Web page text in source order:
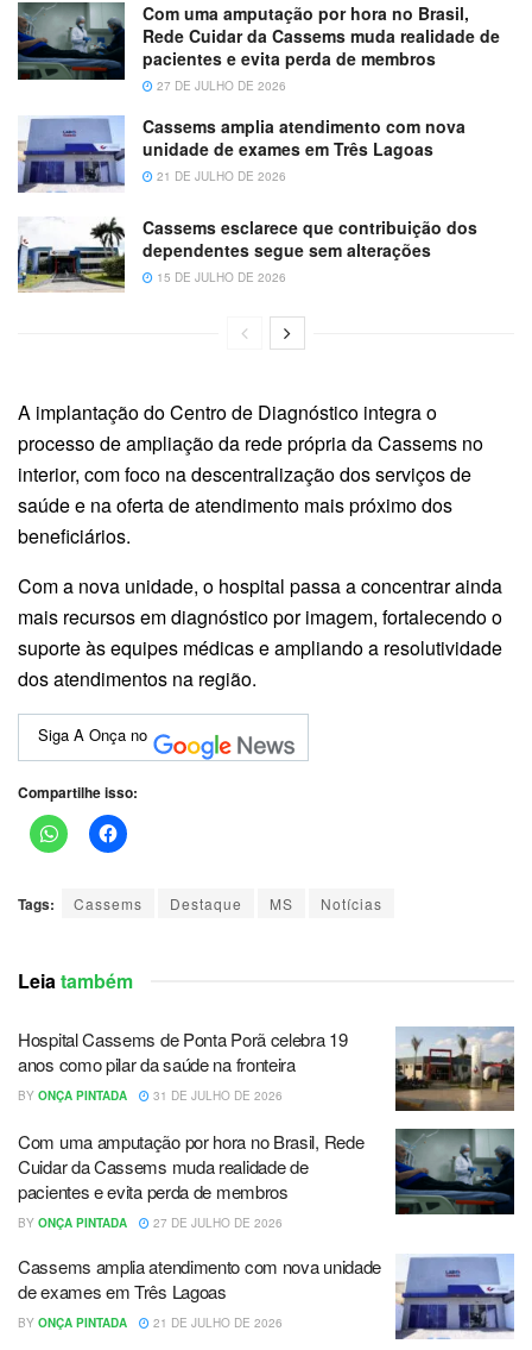
Com uma amputação por hora no Brasil,
Rede Cuidar da Cassems muda realidade de
pacientes e evita perda de membros
27 DE JULHO DE 2026
Cassems amplia atendimento com nova
unidade de exames em Três Lagoas
21 DE JULHO DE 2026
Cassems esclarece que contribuição dos
dependentes segue sem alterações
15 DE JULHO DE 2026
A implantação do Centro de Diagnóstico integra o
processo de ampliação da rede própria da Cassems no
interior, com foco na descentralização dos serviços de
saúde e na oferta de atendimento mais próximo dos
beneficiários.
Com a nova unidade, o hospital passa a concentrar ainda
mais recursos em diagnóstico por imagem, fortalecendo o
suporte às equipes médicas e ampliando a resolutividade
dos atendimentos na região.
Siga A Onça no
Compartilhe isso:
Tags: Cassems Destaque MS Notícias
Leiatambém
Hospital Cassems de Ponta Porã celebra 19
anos como pilar da saúde na fronteira
BY ONÇA PINTADA 31 DE JULHO DE 2026
Com uma amputação por hora no Brasil, Rede
Cuidar da Cassems muda realidade de
pacientes e evita perda de membros
BY ONÇA PINTADA 27 DE JULHO DE 2026
Cassems amplia atendimento com nova unidade
de exames em Três Lagoas
BY ONÇA PINTADA 21 DE JULHO DE 2026